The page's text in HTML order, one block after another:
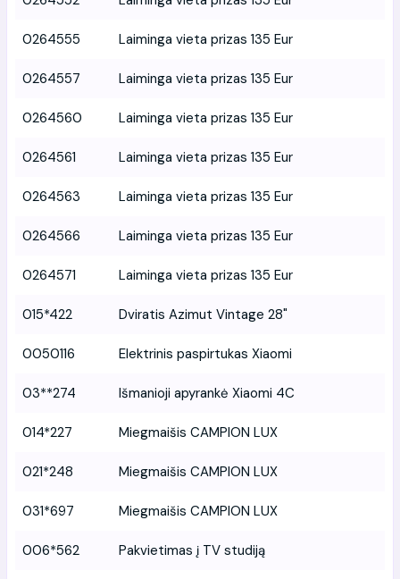
0264555 Laiminga vieta prizas 135 Eur
0264557 Laiminga vieta prizas 135 Eur
0264560 Laiminga vieta prizas 135 Eur
0264561 Laiminga vieta prizas 135 Eur
0264563 Laiminga vieta prizas 135 Eur
0264566 Laiminga vieta prizas 135 Eur
0264571 Laiminga vieta prizas 135 Eur
015*422 Dviratis Azimut Vintage 28"
0050116 Elektrinis paspirtukas Xiaomi
03**274 Išmanioji apyrankė Xiaomi 4C
014*227 Miegmaišis CAMPION LUX
021*248 Miegmaišis CAMPION LUX
031*697 Miegmaišis CAMPION LUX
006*562 Pakvietimas į TV studiją